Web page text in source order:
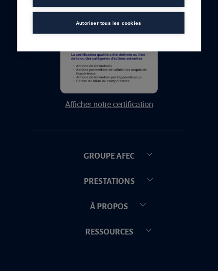
Afficher notre certification
GROUPE AFEC
PRESTATIONS
À PROPOS
RESSOURCES
Autoriser tous les cookies